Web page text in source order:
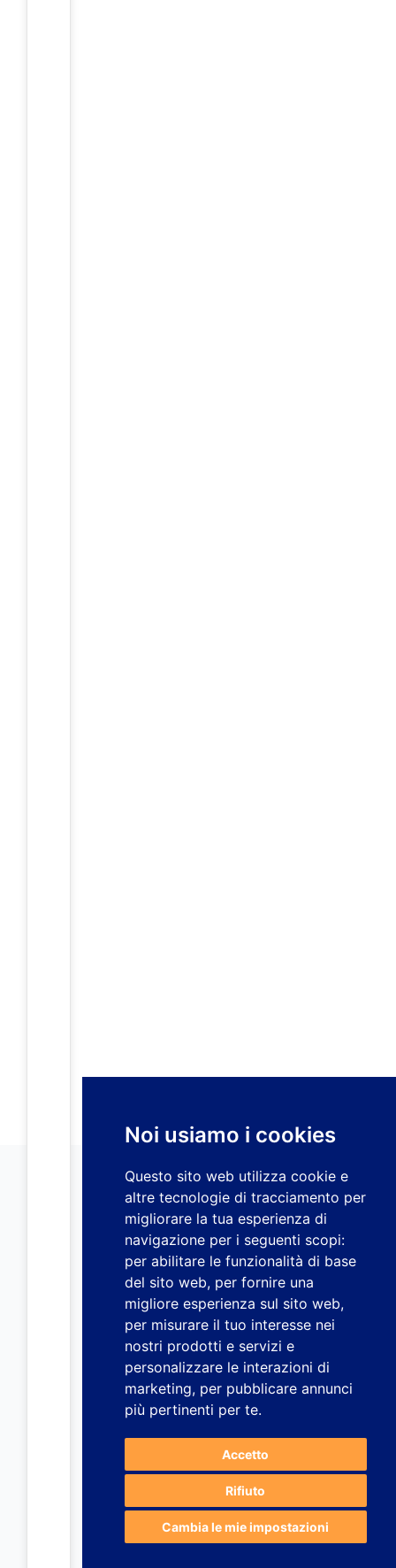
Noi usiamo i cookies
Questo sito web utilizza cookie e
altre tecnologie di tracciamento per
migliorare la tua esperienza di
navigazione per i seguenti scopi:
per abilitare le funzionalità di base
del sito web, per fornire una
migliore esperienza sul sito web,
per misurare il tuo interesse nei
nostri prodotti e servizi e
personalizzare le interazioni di
marketing, per pubblicare annunci
più pertinenti per te.
Accetto
Rifiuto
Cambia le mie impostazioni